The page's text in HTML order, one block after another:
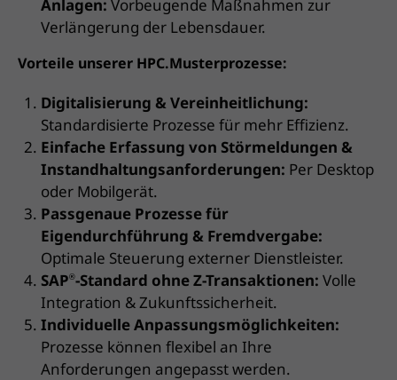
Anlagen: Vorbeugende Maßnahmen zur
Verlängerung der Lebensdauer.
Vorteile unserer HPC.Musterprozesse:
Digitalisierung & Vereinheitlichung:
Standardisierte Prozesse für mehr Effizienz.
Einfache Erfassung von Störmeldungen &
Instandhaltungsanforderungen: Per Desktop
oder Mobilgerät.
Passgenaue Prozesse für
Eigendurchführung & Fremdvergabe:
Optimale Steuerung externer Dienstleister.
SAP®-Standard ohne Z-Transaktionen: Volle
Integration & Zukunftssicherheit.
Individuelle Anpassungsmöglichkeiten:
Prozesse können flexibel an Ihre
Anforderungen angepasst werden.